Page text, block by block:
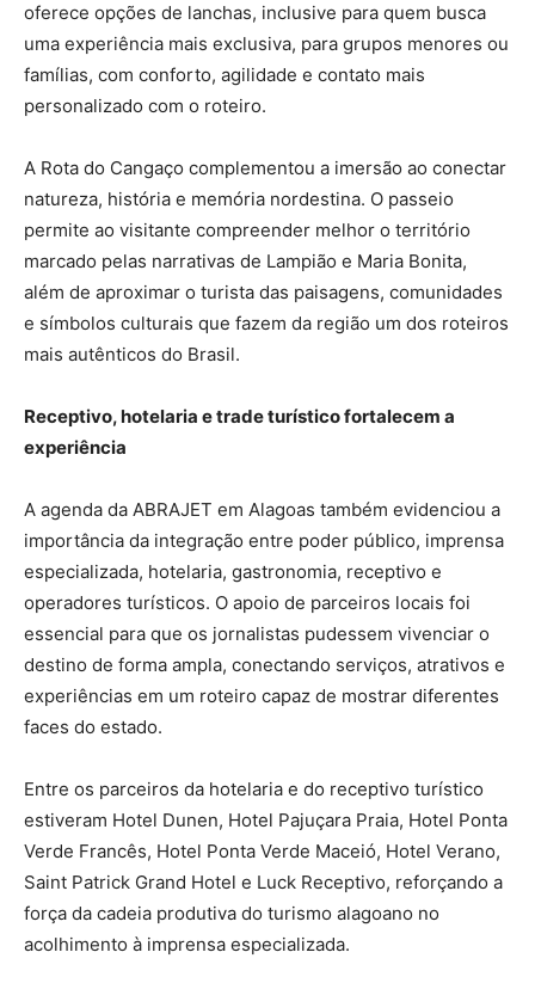
oferece opções de lanchas, inclusive para quem busca
uma experiência mais exclusiva, para grupos menores ou
famílias, com conforto, agilidade e contato mais
personalizado com o roteiro.
A Rota do Cangaço complementou a imersão ao conectar
natureza, história e memória nordestina. O passeio
permite ao visitante compreender melhor o território
marcado pelas narrativas de Lampião e Maria Bonita,
além de aproximar o turista das paisagens, comunidades
e símbolos culturais que fazem da região um dos roteiros
mais autênticos do Brasil.
Receptivo, hotelaria e trade turístico fortalecem a
experiência
A agenda da ABRAJET em Alagoas também evidenciou a
importância da integração entre poder público, imprensa
especializada, hotelaria, gastronomia, receptivo e
operadores turísticos. O apoio de parceiros locais foi
essencial para que os jornalistas pudessem vivenciar o
destino de forma ampla, conectando serviços, atrativos e
experiências em um roteiro capaz de mostrar diferentes
faces do estado.
Entre os parceiros da hotelaria e do receptivo turístico
estiveram Hotel Dunen, Hotel Pajuçara Praia, Hotel Ponta
Verde Francês, Hotel Ponta Verde Maceió, Hotel Verano,
Saint Patrick Grand Hotel e Luck Receptivo, reforçando a
força da cadeia produtiva do turismo alagoano no
acolhimento à imprensa especializada.